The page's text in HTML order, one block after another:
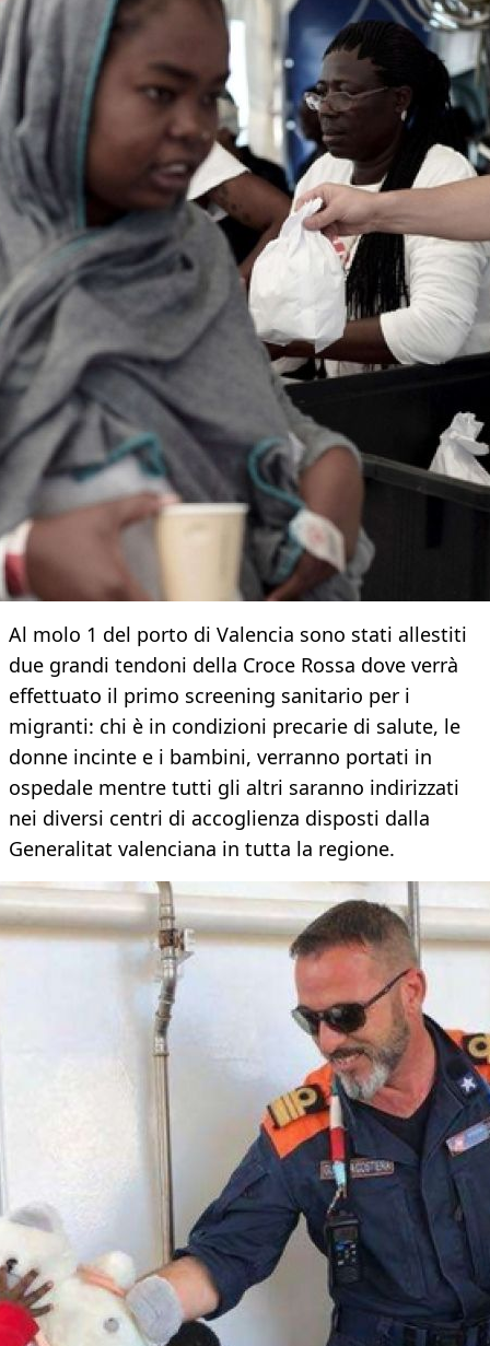
Al molo 1 del porto di Valencia sono stati allestiti
due grandi tendoni della Croce Rossa dove verrà
effettuato il primo screening sanitario per i
migranti: chi è in condizioni precarie di salute, le
donne incinte e i bambini, verranno portati in
ospedale mentre tutti gli altri saranno indirizzati
nei diversi centri di accoglienza disposti dalla
Generalitat valenciana in tutta la regione.